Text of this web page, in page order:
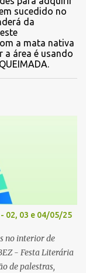
sucedido no
da
a mata nativa
a área é usando
02, 03 e 04/05/25
no interior de
- Festa Literária
de palestras,